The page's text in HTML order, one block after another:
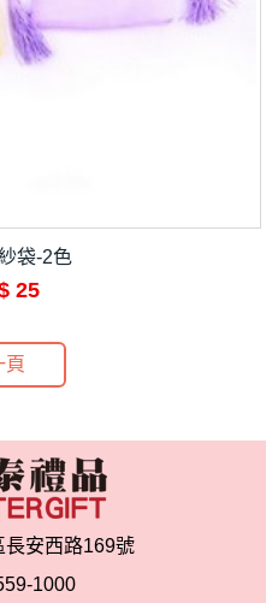
袋-2色
25
頁
長安西路169號
1000